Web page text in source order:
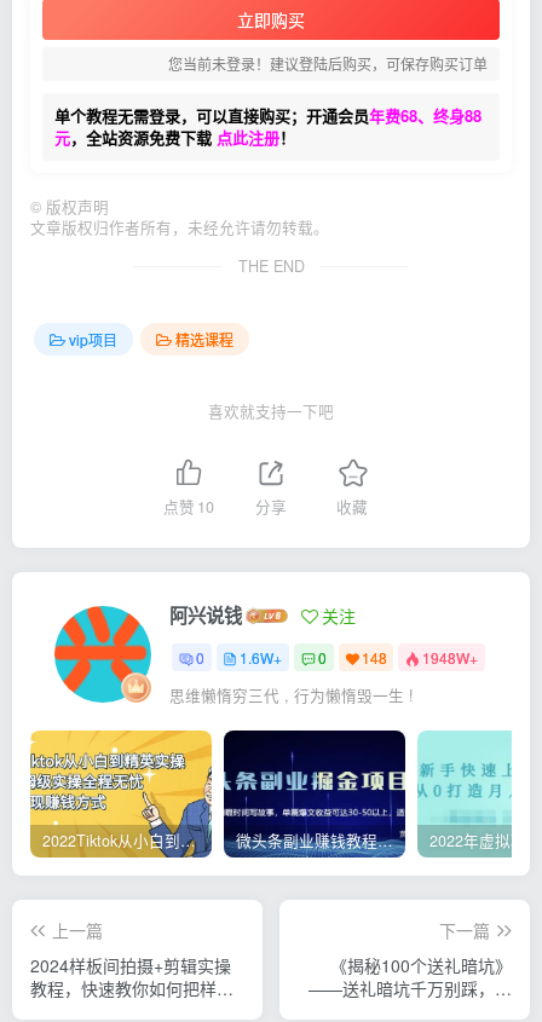
立即购买
您当前未登录！建议登陆后购买，可保存购买订单
单个教程无需登录，可以直接购买；开通会员年费68、终身88
元，全站资源免费下载 点此注册！
© 版权声明
文章版权归作者所有，未经允许请勿转载。
THE END
vip项目 精选课程
喜欢就支持一下吧
点赞 10 分享 收藏
阿兴说钱 关注
0 1.6W+ 0 148 1948W+
思维懒惰穷三代 , 行为懒惰毁一生 !
2022Tiktok从小白到精英实操，0-1保姆级实操全程无忧，多种变现赚钱方式 微头条副业赚钱教程，项目单号单天做到50-100+收益
上一篇
2024样板间拍摄+剪辑实操
教程，快速教你如何把样板
下一篇
《揭秘100个送礼暗坑》
——送礼暗坑千万别踩，不